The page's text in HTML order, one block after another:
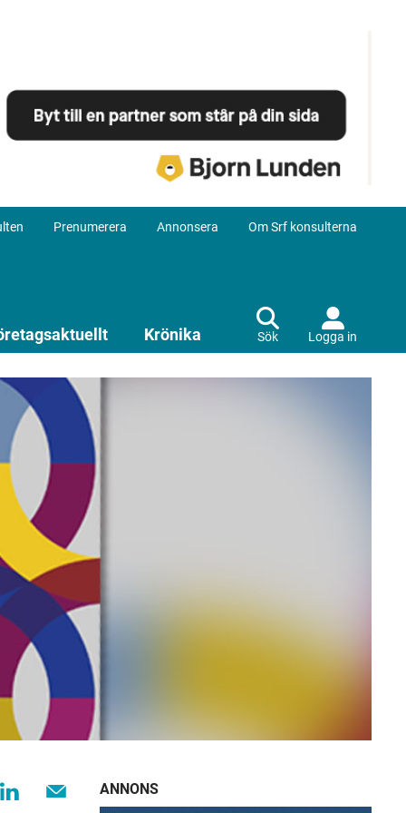
Prenumerera Annonsera Om Srf konsulterna
Krönika Sök Logga in
ANNONS